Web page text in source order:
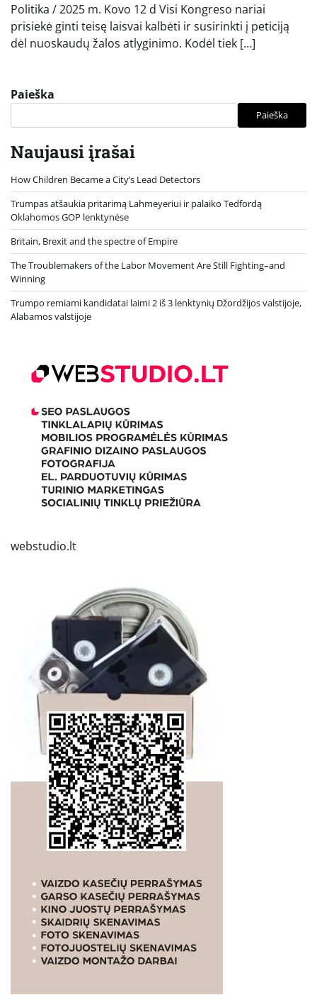
Politika / 2025 m. Kovo 12 d Visi Kongreso nariai
prisiekė ginti teisę laisvai kalbėti ir susirinkti į peticiją
dėl nuoskaudų žalos atlyginimo. Kodėl tiek […]
Paieška
Paieška
Naujausi įrašai
How Children Became a City’s Lead Detectors
Trumpas atšaukia pritarimą Lahmeyeriui ir palaiko Tedfordą
Oklahomos GOP lenktynėse
Britain, Brexit and the spectre of Empire
The Troublemakers of the Labor Movement Are Still Fighting–and
Winning
Trumpo remiami kandidatai laimi 2 iš 3 lenktynių Džordžijos valstijoje,
Alabamos valstijoje
webstudio.lt